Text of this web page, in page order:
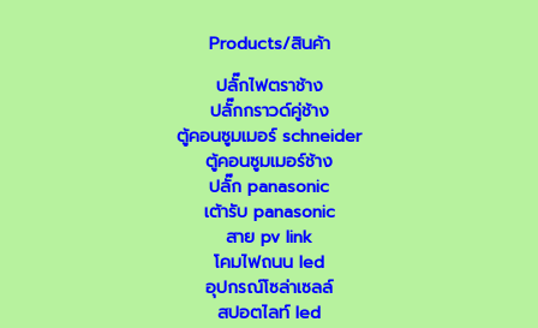
Products/สินค้า
ปลั๊กไฟตราช้าง
ปลั๊กกราวด์คู่ช้าง
ตู้คอนซูมเมอร์ schneider
ตู้คอนซูมเมอร์ช้าง
ปลั๊ก panasonic
เต้ารับ panasonic
สาย pv link
โคมไฟถนน led
อุปกรณ์โซล่าเซลล์
สปอตไลท์ led